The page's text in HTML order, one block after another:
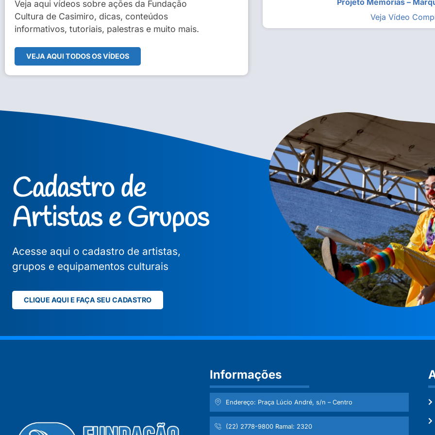
Veja aqui vídeos sobre ações da Fundação
Cultura de Casimiro, dicas, conteúdos
informativos, tutoriais, palestras e muito mais.
VEJA AQUI TODOS OS VÍDEOS
Sidney Macedo de Oliveira
Veja Vídeo Completo
Projeto Memórias –
Veja Vídeo
Cadastro de
Artistas e Grupos
Acesse aqui o cadastro de artistas,
grupos e equipamentos culturais
CLIQUE AQUI E FAÇA SEU CADASTRO
Informações
Endereço: Praça Lúcio André, s/n – Centro
(22) 2778-9800 Ramal: 2320